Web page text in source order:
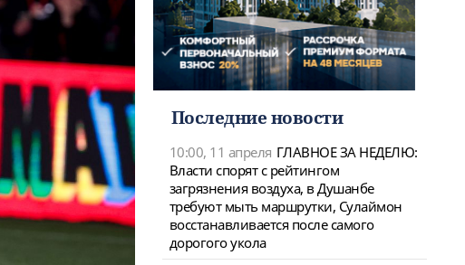
Последние новости
10:00, 11 апреля ГЛАВНОЕ ЗА НЕДЕЛЮ:
Власти спорят с рейтингом
загрязнения воздуха, в Душанбе
требуют мыть маршрутки, Сулаймон
восстанавливается после самого
дорогого укола